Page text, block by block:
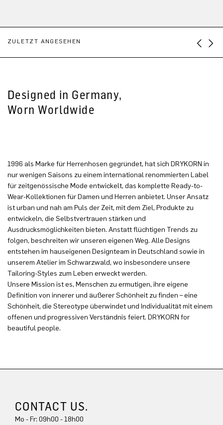
ZULETZT ANGESEHEN
Designed in Germany,
Worn Worldwide
1996 als Marke für Herrenhosen gegründet, hat sich DRYKORN in
nur wenigen Saisons zu einem international renommierten Label
für zeitgenössische Mode entwickelt, das komplette Ready-to-
Wear-Kollektionen für Damen und Herren anbietet. Unser Ansatz
ist urban und nah am Puls der Zeit, mit dem Ziel, Produkte zu
entwickeln, die Selbstvertrauen stärken und
Ausdrucksmöglichkeiten bieten. Anstatt flüchtigen Trends zu
folgen, beschreiten wir unseren eigenen Weg. Alle Designs
entstehen im hauseigenen Designteam in Deutschland sowie in
unserem Atelier im Schwarzwald, wo insbesondere unsere
Tailoring-Styles zum Leben erweckt werden.
Unsere Mission ist es, Menschen zu ermutigen, ihre eigene
Definition von innerer und äußerer Schönheit zu finden – eine
Schönheit, die Stereotype überwindet und Individualität mit einem
offenen und progressiven Verständnis feiert. DRYKORN for
beautiful people.
CONTACT US.
Mo - Fr: 09h00 - 18h00